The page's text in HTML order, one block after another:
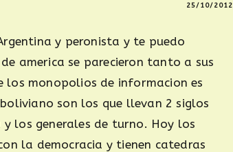
25/10/2012
y peronista y te puedo
america se parecieron tanto a sus
monopolios de informacion es
son los que llevan 2 siglos
los generales de turno. Hoy los
la democracia y tienen catedras